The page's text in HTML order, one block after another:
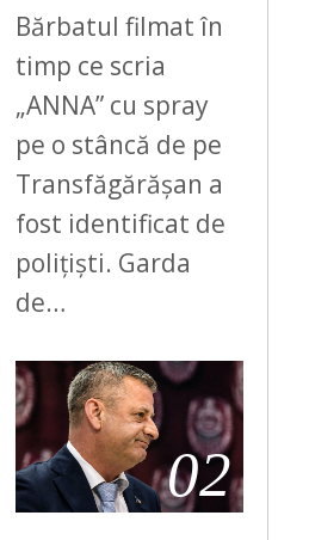
Bărbatul filmat în
timp ce scria
„ANNA” cu spray
pe o stâncă de pe
Transfăgărășan a
fost identificat de
polițiști. Garda
de…
02